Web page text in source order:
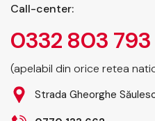
Call-center:
0332 803 793
(apelabil din orice retea
Strada Gheorghe